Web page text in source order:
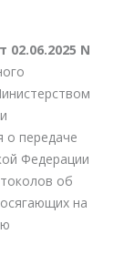
N
о передаче
Федерации
об
на